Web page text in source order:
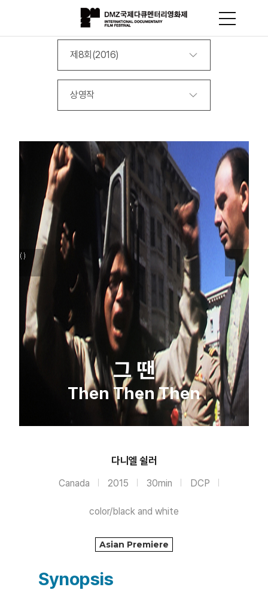
제8회(2016)
상영작
그 땐
Then Then Then
다니엘 쉴러
Canada 2015 30min DCP
color/black and white
Asian Premiere
Synopsis